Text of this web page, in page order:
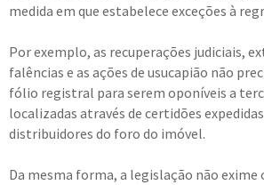
medida em que estabelece exceções à
Por exemplo, as recuperações judiciais,
falências e as ações de usucapião não
fólio registral para serem oponíveis a
localizadas através de certidões
distribuidores do foro do imóvel.
Da mesma forma, a legislação não exime